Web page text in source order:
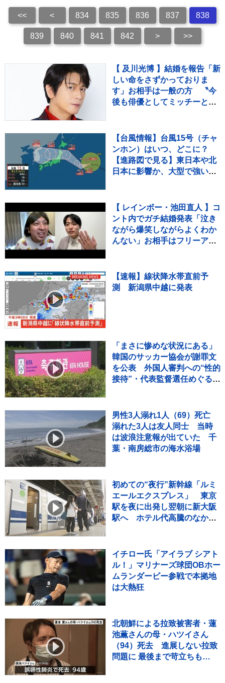
<< < 834 835 836 837 838
839 840 841 842 > >>
【 及川光博 】結婚を報告「新
しい命をさずかっておりま
す」お相手は一般の方 〝今
後も俳優としてミッチーとし
【台風情報】台風15号（チャ
ンホン）はいつ、どこに？
【進路図で見る】東日本や北
日本に影響か、大型で強い台
を伴った高波などに厳重警戒
必要
【 レインボー・池田直人 】コ
ント内でガチ結婚発表「泣き
ながら爆笑しながらよくわか
んない」お相手はフリーアナ
【速報】線状降水帯直前予
測 新潟県中越に発表
「まさに惨めな状況にある」
韓国のサッカー協会が謝罪文
を公表 外国人審判への“性的
接待”・代表監督選任めぐる疑
男性3人溺れ1人（69）死亡
溺れた3人は友人同士 当時
は波浪注意報が出ていた 千
葉・南房総市の海水浴場
初めての“夜行”新幹線「ルミ
エールエクスプレス」 東京
駅を夜に出発し翌朝に新大阪
駅へ ホテル代高騰のなかレ
イチロー氏「アイラブ シアト
ル！」マリナーズ球団OBホー
ムランダービー参戦で本拠地
は大熱狂
北朝鮮による拉致被害者・蓮
池薫さんの母・ハツイさん
（94）死去 進展しない拉致
問題に 最後まで苛立ちも…